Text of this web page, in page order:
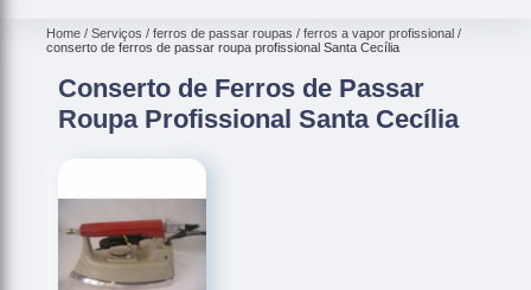
Home Serviços ferros de passar roupas
ferros a vapor profissional
conserto de ferros de passar roupa profissional Santa Cecília
Conserto de Ferros de Passar
Roupa Profissional Santa Cecília